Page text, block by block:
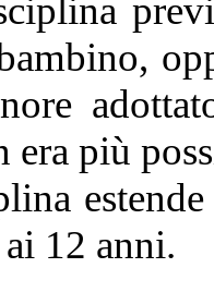
era più
12 anni.